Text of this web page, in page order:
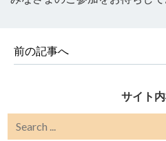
前の記事へ
サイト